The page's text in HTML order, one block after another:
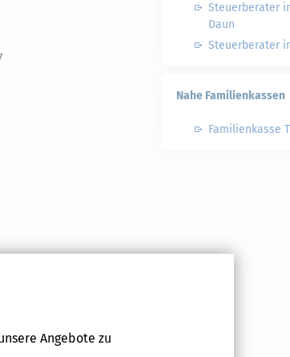
Angebote zu
Steuerberater
Daun
Steuerberater
Nahe Familienkassen
Familienkasse